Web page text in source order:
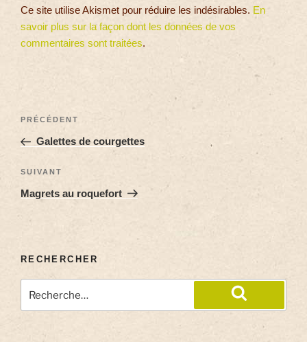
Ce site utilise Akismet pour réduire les indésirables. En
savoir plus sur la façon dont les données de vos
commentaires sont traitées.
PRÉCÉDENT
Galettes de courgettes
SUIVANT
Magrets au roquefort
RECHERCHER